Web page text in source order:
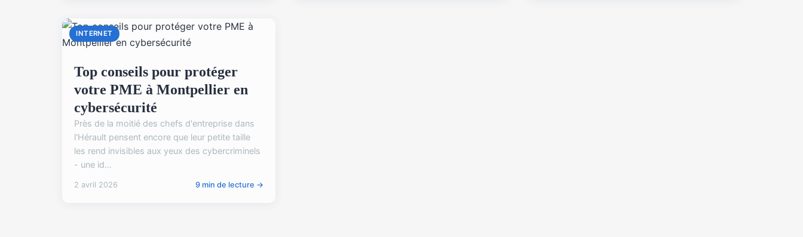
INTERNET
Top conseils pour protéger
votre PME à Montpellier en
cybersécurité
Près de la moitié des chefs d'entreprise dans
l'Hérault pensent encore que leur petite taille
les rend invisibles aux yeux des cybercriminels
- une id...
2 avril 2026 9 min de lecture →